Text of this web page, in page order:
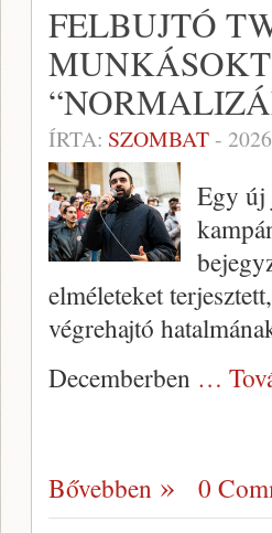
FELBUJTÓ
ÍRTA: SZOMBAT-
Egy új
elméleteket
végrehajtó
Decemberben …
Bővebben 0